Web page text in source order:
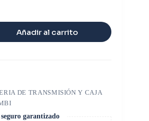
Añadir al carrito
DE TRANSMISIÓN Y CAJA
garantizado